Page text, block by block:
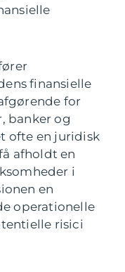
finansielle
for
banker og
ofte en juridisk
afholdt en
i
en
operationelle
risici